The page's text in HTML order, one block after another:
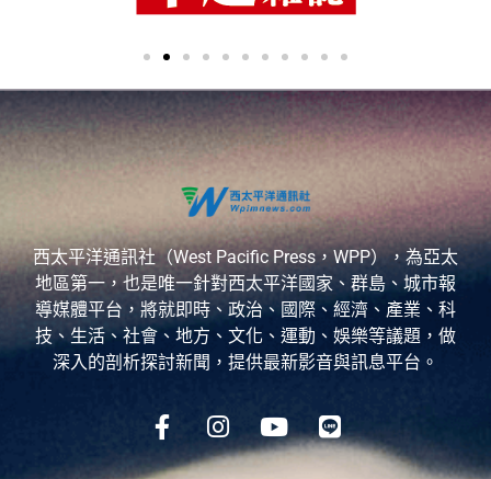
西太平洋通訊社（West Pacific Press，WPP），為亞太
地區第一，也是唯一針對西太平洋國家、群島、城市報
導媒體平台，將就即時、政治、國際、經濟、產業、科
技、生活、社會、地方、文化、運動、娛樂等議題，做
深入的剖析探討新聞，提供最新影音與訊息平台。